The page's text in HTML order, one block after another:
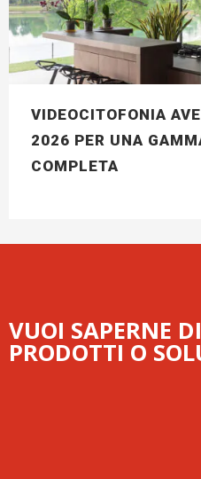
VIDEOCITOFONIA
2026 PER UNA
COMPLETA
VUOI SAPERNE
PRODOTTI O